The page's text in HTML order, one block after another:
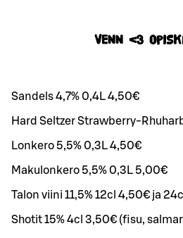
VENN <3
Sandels 4,7% 0,4L 4,50€
Hard Seltzer Strawberry-
Lonkero 5,5% 0,3L 4,50€
Makulonkero 5,5% 0,3L 5,00€
Talon viini 11,5% 12cl 4,50€ ja
Shotit 15% 4cl 3,50€ (fisu,